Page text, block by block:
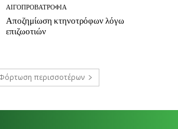
ΑΙΓΟΠΡΟΒΑΤΡΟΦΊΑ
Αποζημίωση κτηνοτρόφων λόγω
επιζωοτιών
περισσοτέρων